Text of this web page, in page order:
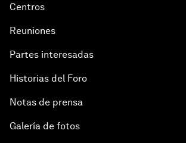
Centros
Reuniones
Partes interesadas
Historias del Foro
Notas de prensa
Galería de fotos